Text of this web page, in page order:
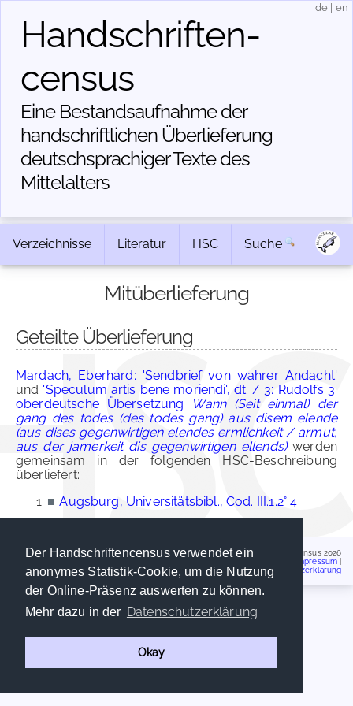
Der Handschriftencensus verwendet ein
anonymes Statistik-Cookie, um die Nutzung
der Online-Präsenz auswerten zu können.
Mehr dazu in der Datenschutzerklärung
Okay
Handschriften­
census
Eine Bestandsaufnahme der
handschriftlichen Über­lieferung
deutschsprachiger Texte des
Mittelalters
de en
Verzeichnisse Literatur HSC Suche
Mitüberlieferung
Geteilte Überlieferung
Mardach, Eberhard: 'Sendbrief von wahrer Andacht'
und 'Speculum artis bene moriendi', dt. / 3: Rudolfs 3.
oberdeutsche Übersetzung
Wann (Seit einmal) der
gang des todes (des todes gang) aus disem elende
(aus dises gegenwirtigen elendes ermlichkeit / armut,
aus der jamerkeit dis gegenwirtigen ellends)werden
gemeinsam in der folgenden HSC-Beschreibung
überliefert:
■ Augsburg, Universitätsbibl., Cod. III.1.2° 4
Handschriftencensus 2026
Impressum
Datenschutzerklärung